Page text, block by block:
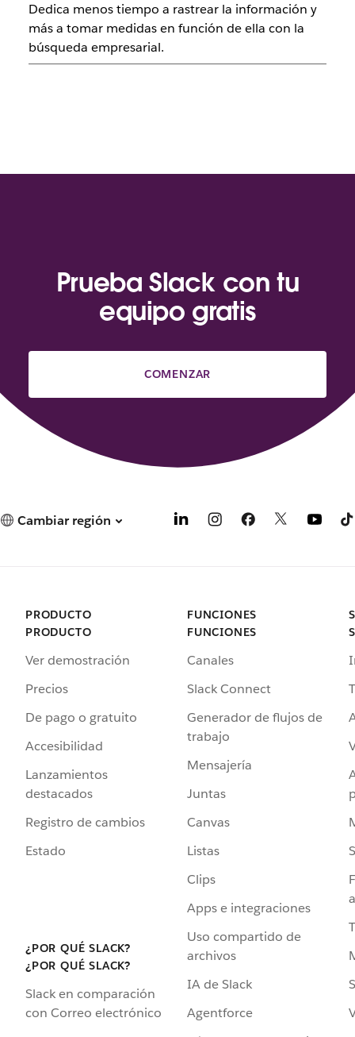
Dedica menos tiempo a rastrear la información y
más a tomar medidas en función de ella con la
búsqueda empresarial.
Prueba Slack con tu
equipo gratis
COMENZAR
Cambiar región
PRODUCTO
PRODUCTO
Ver demostración
Precios
De pago o gratuito
Accesibilidad
Lanzamientos
destacados
Registro de cambios
Estado
¿POR QUÉ SLACK?
¿POR QUÉ SLACK?
Slack en comparación
con Correo electrónico
FUNCIONES
FUNCIONES
Canales
Slack Connect
Generador de flujos de
trabajo
Mensajería
Juntas
Canvas
Listas
Clips
Apps e integraciones
Uso compartido de
archivos
IA de Slack
Agentforce